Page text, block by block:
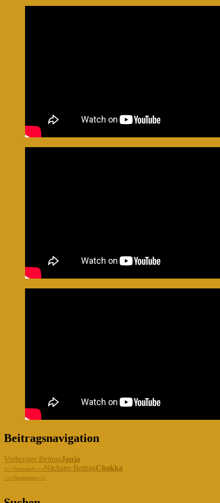
Beitragsnavigation
Vorheriger BeitragJanja
+++Vermittelt+++Nächster BeitragChakka
+++Verstorben+++
"Gemeinsam für die Hunde in